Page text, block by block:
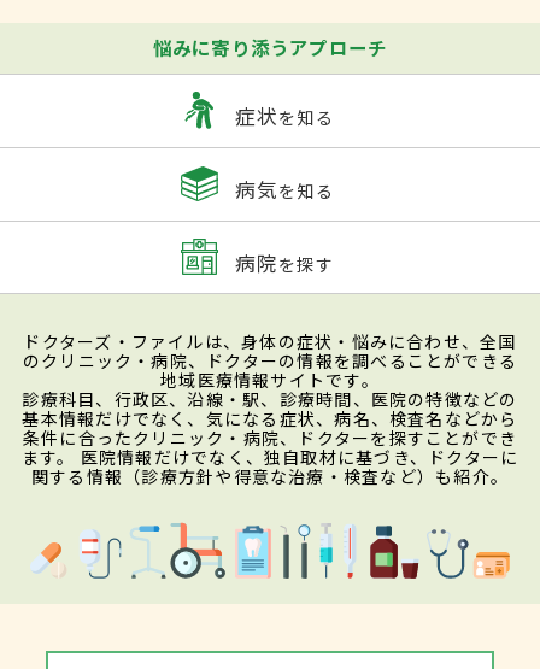
悩みに寄り添うアプローチ
症状を知る
病気を知る
病院を探す
ドクターズ・ファイルは、身体の症状・悩みに合わせ、全国
のクリニック・病院、ドクターの情報を調べることができる
地域医療情報サイトです。
診療科目、行政区、沿線・駅、診療時間、医院の特徴などの
基本情報だけでなく、気になる症状、病名、検査名などから
条件に合ったクリニック・病院、ドクターを探すことができ
ます。 医院情報だけでなく、独自取材に基づき、ドクターに
関する情報（診療方針や得意な治療・検査など）も紹介。